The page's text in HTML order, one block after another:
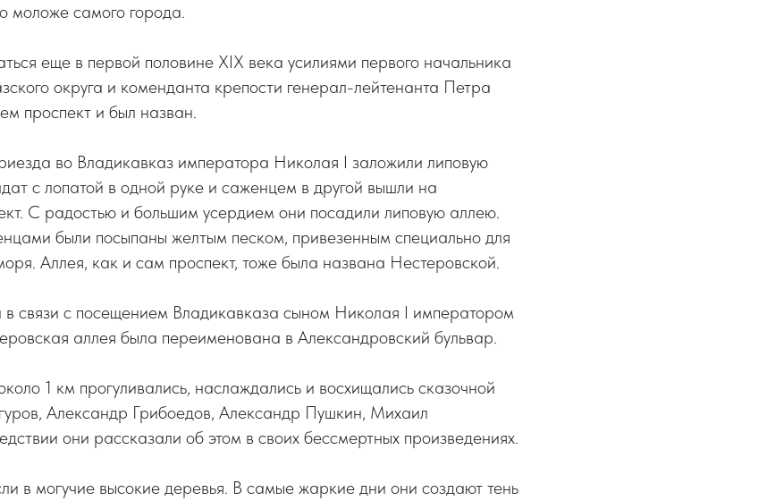
моложе самого города.
еще в первой половине XIX века усилиями первого начальника
округа и коменданта крепости генерал-лейтенанта Петра
проспект и был назван.
во Владикавказ императора Николая I заложили липовую
с лопатой в одной руке и саженцем в другой вышли на
С радостью и большим усердием они посадили липовую аллею.
были посыпаны желтым песком, привезенным специально для
Аллея, как и сам проспект, тоже была названа Нестеровской.
в связи с посещением Владикавказа сыном Николая I императором
аллея была переименована в Александровский бульвар.
1 км прогуливались, наслаждались и восхищались сказочной
Александр Грибоедов, Александр Пушкин, Михаил
они рассказали об этом в своих бессмертных произведениях.
в могучие высокие деревья. В самые жаркие дни они создают тень